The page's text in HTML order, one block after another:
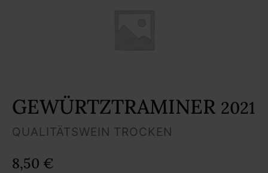
GEWÜRTZTRAMINER 2021
QUALITÄTSWEIN TROCKEN
8,50 €